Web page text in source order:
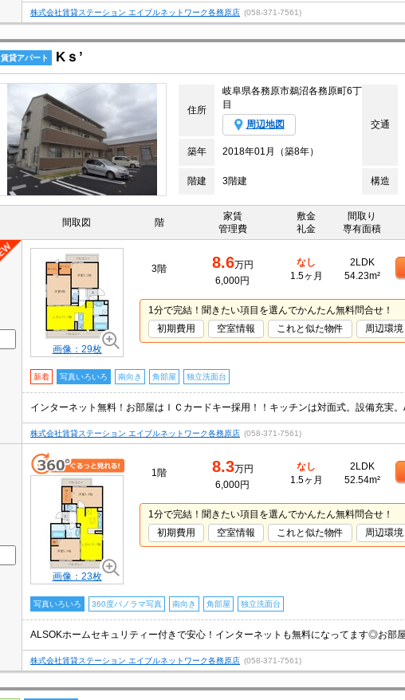
株式会社賃貸ステーション エイブルネットワーク各務原店 (058-371-7561)
賃貸アパート Kｓ’
住所
岐阜県各務原市鵜沼各務原町6丁
目
周辺地図 交通
築年 2018年01月（築8年）
階建 3階建 構造
間取図 階
家賃
管理費
敷金
礼金
間取り
専有面積
画像：29枚
3階 8.6万円
6,000円
なし
1.5ヶ月
2LDK
54.23m²
1分で完結！聞きたい項目を選んでかんたん無料問合せ！
初期費用
空室情報 これと似た物件 周辺環境
新着 写真いろいろ 南向き 角部屋 独立洗面台
株式会社賃貸ステーション エイブルネットワーク各務原店 (058-371-7561)
画像：23枚
1階 8.3万円
6,000円
なし
1.5ヶ月
2LDK
52.54m²
1分で完結！聞きたい項目を選んでかんたん無料問合せ！
初期費用
空室情報 これと似た物件 周辺環境
写真いろいろ 360度パノラマ写真 南向き 角部屋 独立洗面台
株式会社賃貸ステーション エイブルネットワーク各務原店 (058-371-7561)